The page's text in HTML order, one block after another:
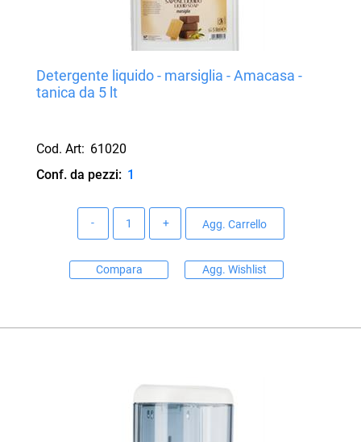
Detergente liquido - marsiglia - Amacasa -
tanica da 5 lt
Cod. Art: 61020
Conf. da pezzi: 1
Agg. Carrello
Compara Agg. Wishlist